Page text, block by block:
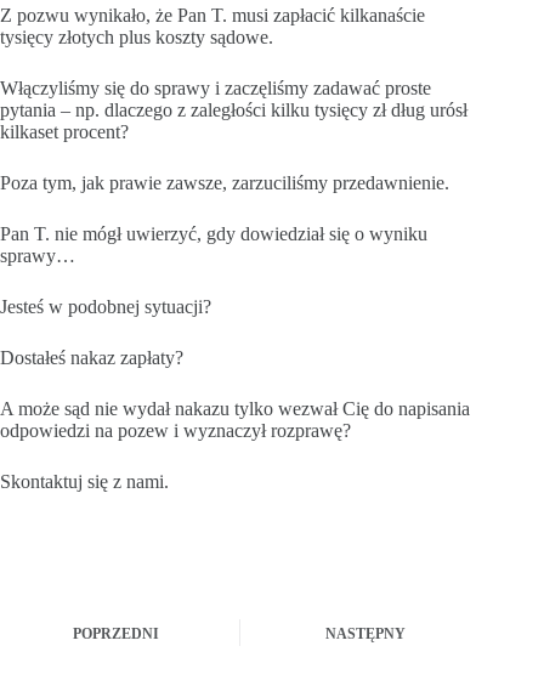
Z pozwu wynikało, że Pan T. musi zapłacić kilkanaście
tysięcy złotych plus koszty sądowe.
Włączyliśmy się do sprawy i zaczęliśmy zadawać proste
pytania – np. dlaczego z zaległości kilku tysięcy zł dług urósł
kilkaset procent?
Poza tym, jak prawie zawsze, zarzuciliśmy przedawnienie.
Pan T. nie mógł uwierzyć, gdy dowiedział się o wyniku
sprawy…
Jesteś w podobnej sytuacji?
Dostałeś nakaz zapłaty?
A może sąd nie wydał nakazu tylko wezwał Cię do napisania
odpowiedzi na pozew i wyznaczył rozprawę?
Skontaktuj się z nami.
POPRZEDNI NASTĘPNY